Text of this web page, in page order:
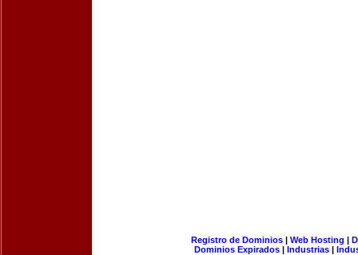
Registro de Dominios| Web Hosting |
Dominios Expirados | Industrias |